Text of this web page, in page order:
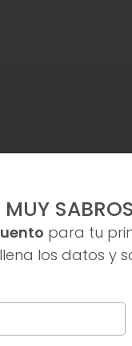
para tu
los datos y